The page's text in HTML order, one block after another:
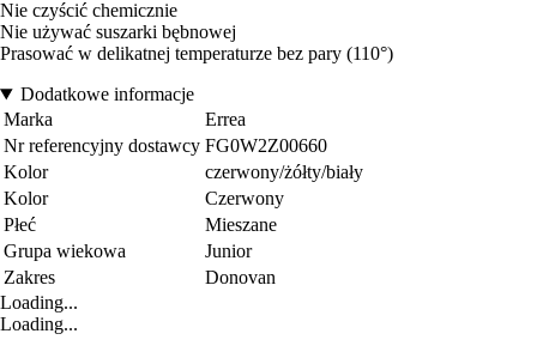
Nie czyścić chemicznie
Nie używać suszarki bębnowej
Prasować w delikatnej temperaturze bez pary (110°)
Dodatkowe informacje
Marka
Errea
Nr referencyjny dostawcy FG0W2Z00660
Kolor
czerwony/żółty/biały
Kolor
Czerwony
Płeć
Mieszane
Grupa wiekowa
Junior
Zakres
Donovan
Loading...
Loading...